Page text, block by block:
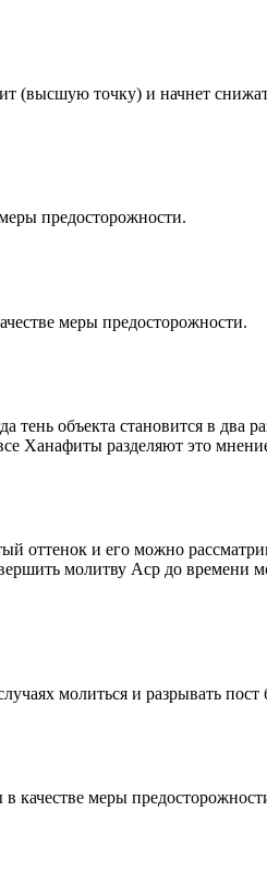
(высшую точку) и начнет
предосторожности.
меры предосторожности.
тень объекта становится в
Ханафиты разделяют это
оттенок и его можно
молитву Аср до
молиться и разрывать
качестве меры